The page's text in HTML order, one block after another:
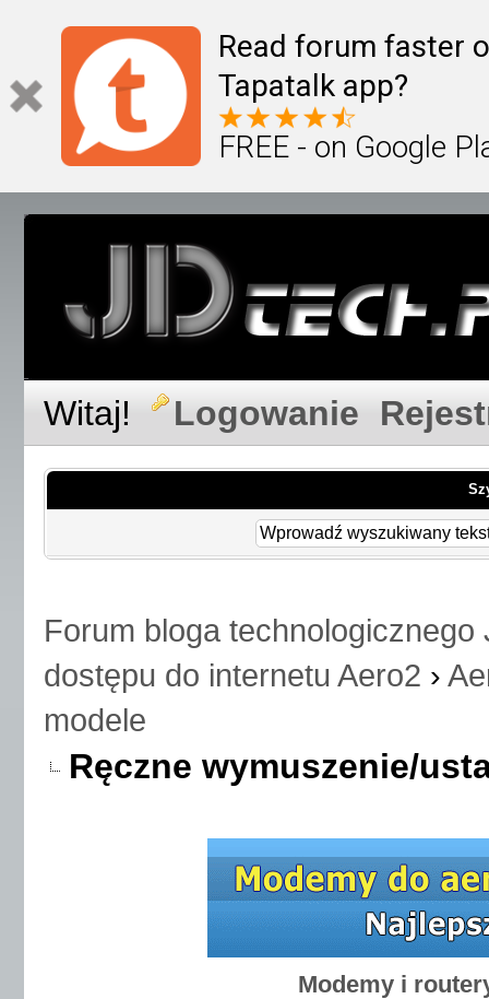
Read forum faster
Tapatalk app?
FREE - on Google
Witaj! Logowanie
Forum bloga technologicznego
dostępu do internetu Aero2 ›
modele
Ręczne wymuszenie/
Modemy i